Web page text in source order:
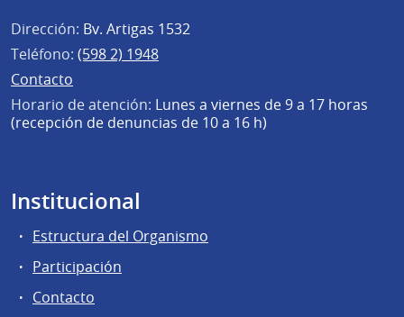
Dirección: Bv. Artigas 1532
Teléfono: (598 2) 1948
Contacto
Horario de atención: Lunes a viernes de 9 a 17 horas
(recepción de denuncias de 10 a 16 h)
Institucional
Estructura del Organismo
Participación
Contacto